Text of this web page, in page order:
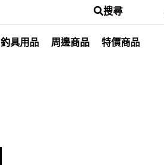
搜尋
釣具用品 周邊商品
特價商品